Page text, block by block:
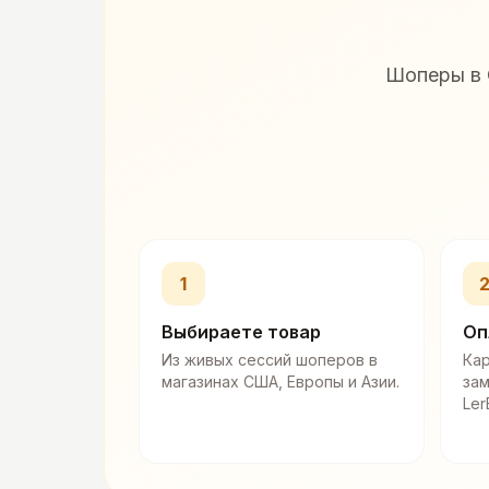
Шоперы в
1
Выбираете товар
Из живых сессий шоперов в
магазинах США, Европы и Азии.
2